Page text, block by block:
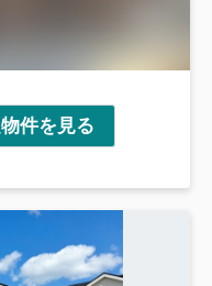
件を見る